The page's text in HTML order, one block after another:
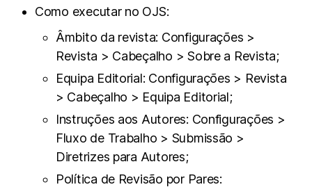
Como executar no OJS:
Âmbito da revista: Configurações >
Revista > Cabeçalho > Sobre a Revista;
Equipa Editorial: Configurações > Revista
> Cabeçalho > Equipa Editorial;
Instruções aos Autores: Configurações >
Fluxo de Trabalho > Submissão >
Diretrizes para Autores;
Política de Revisão por Pares: